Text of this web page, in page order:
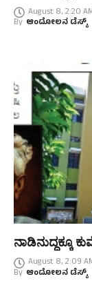
August 8, 2:20
By ಆಂದೋಲನ ಡೆಸ್ಕ್
ನಾಡಿನುದ್ದಕ್ಕೂ
August 8, 2:09
By ಆಂದೋಲನ ಡೆಸ್ಕ್